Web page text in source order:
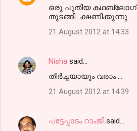
ഒരു പുതിയ കഥബ്ലോഗ്
തുടങ്ങി...ക്ഷണിക്കുന്നു
21 August 2012 at 14:33
Nisha said…
തീര്‍ച്ചയായും വരാം ...
21 August 2012 at 14:39
പട്ടേപ്പാടം റാംജി said…